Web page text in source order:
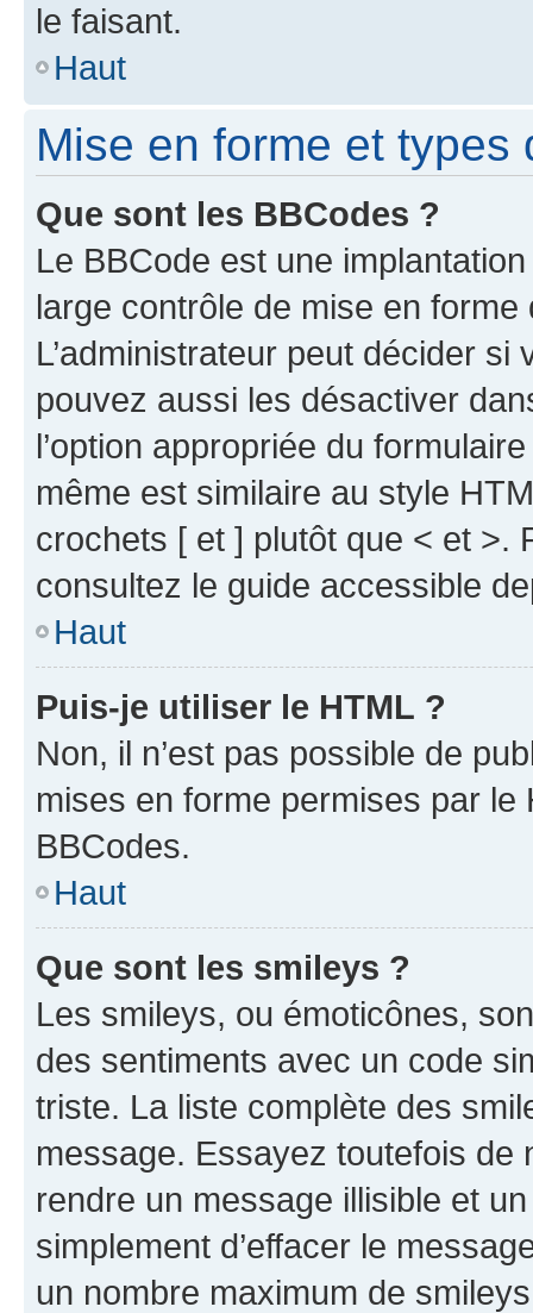
le faisant.
Haut
Mise en forme et types
Que sont les BBCodes ?
Le BBCode est une
large contrôle de mise en forme
L’administrateur peut décider
pouvez aussi les désactiver
l’option appropriée du
même est similaire au style
crochets [ et ] plutôt que < et >.
consultez le guide accessible
Haut
Puis-je utiliser le HTML ?
Non, il n’est pas possible de
mises en forme permises par
BBCodes.
Haut
Que sont les smileys ?
Les smileys, ou émoticônes,
des sentiments avec un code
triste. La liste complète des
message. Essayez toutefois de
rendre un message illisible et
simplement d’effacer le
un nombre maximum de